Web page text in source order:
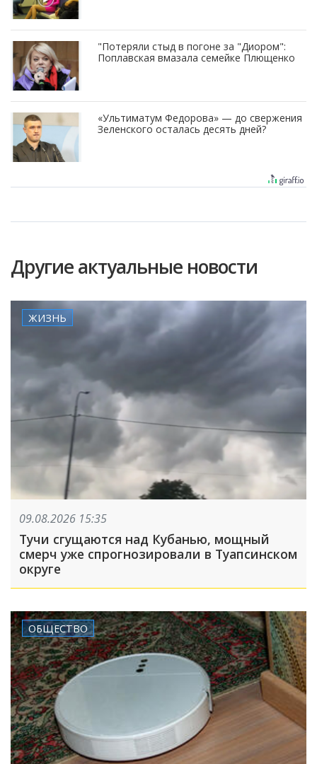
"Потеряли стыд в погоне за "Диором":
Поплавская вмазала семейке Плющенко
«Ультиматум Федорова» — до свержения
Зеленского осталась десять дней?
Другие актуальные новости
ЖИЗНЬ
09.08.2026 15:35
Тучи сгущаются над Кубанью, мощный
смерч уже спрогнозировали в Туапсинском
округе
ОБЩЕСТВО